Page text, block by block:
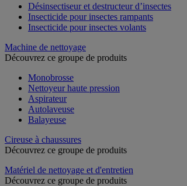
Désinsectiseur et destructeur d’insectes
Insecticide pour insectes rampants
Insecticide pour insectes volants
Machine de nettoyage
Découvrez ce groupe de produits
Monobrosse
Nettoyeur haute pression
Aspirateur
Autolaveuse
Balayeuse
Cireuse à chaussures
Découvrez ce groupe de produits
Matériel de nettoyage et d'entretien
Découvrez ce groupe de produits